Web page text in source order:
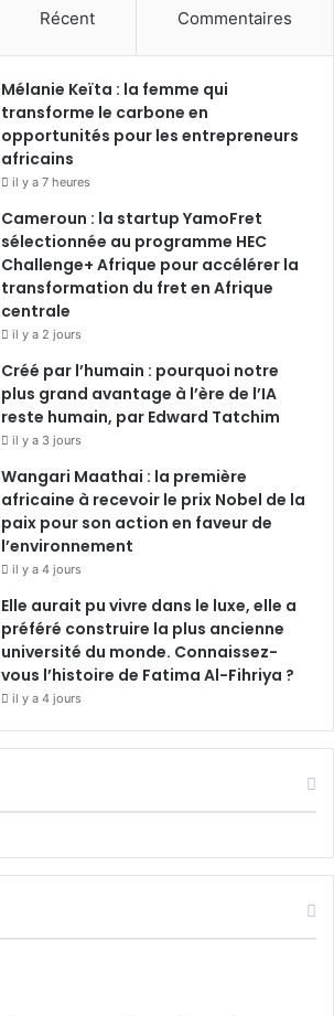
Récent Commentaires
Mélanie Keïta : la femme qui
transforme le carbone en
opportunités pour les entrepreneurs
africains
il y a 7 heures
Cameroun : la startup YamoFret
sélectionnée au programme HEC
Challenge+ Afrique pour accélérer la
transformation du fret en Afrique
centrale
il y a 2 jours
Créé par l’humain : pourquoi notre
plus grand avantage à l’ère de l’IA
reste humain, par Edward Tatchim
il y a 3 jours
Wangari Maathai : la première
africaine à recevoir le prix Nobel de la
paix pour son action en faveur de
l’environnement
il y a 4 jours
Elle aurait pu vivre dans le luxe, elle a
préféré construire la plus ancienne
université du monde. Connaissez-
vous l’histoire de Fatima Al-Fihriya ?
il y a 4 jours